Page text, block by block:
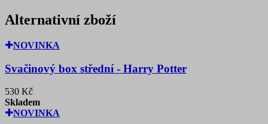
Alternativní zboží
NOVINKA
Svačinový box střední - Harry Potter
530 Kč
Skladem
NOVINKA